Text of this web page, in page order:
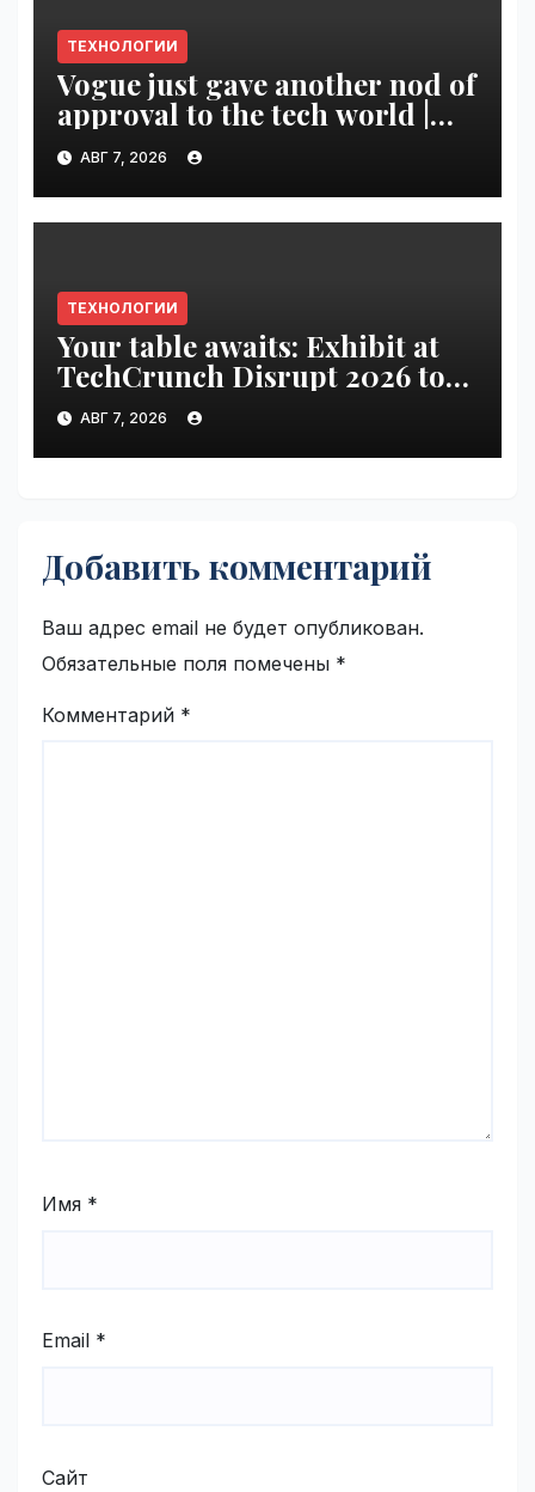
ТЕХНОЛОГИИ
Vogue just gave another nod of
approval to the tech world |
VseTime.ru
АВГ 7, 2026
ТЕХНОЛОГИИ
Your table awaits: Exhibit at
TechCrunch Disrupt 2026 to
be seen by thousands |
VseTime.ru
АВГ 7, 2026
Добавить комментарий
Ваш адрес email не будет опубликован.
Обязательные поля помечены *
Комментарий *
Имя *
Email *
Сайт